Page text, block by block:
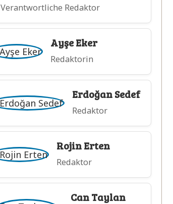
Verantwortliche Redaktor
Ayşe Eker
Redaktorin
Erdoğan Sedef
Redaktor
Rojin Erten
Redaktor
Can Taylan